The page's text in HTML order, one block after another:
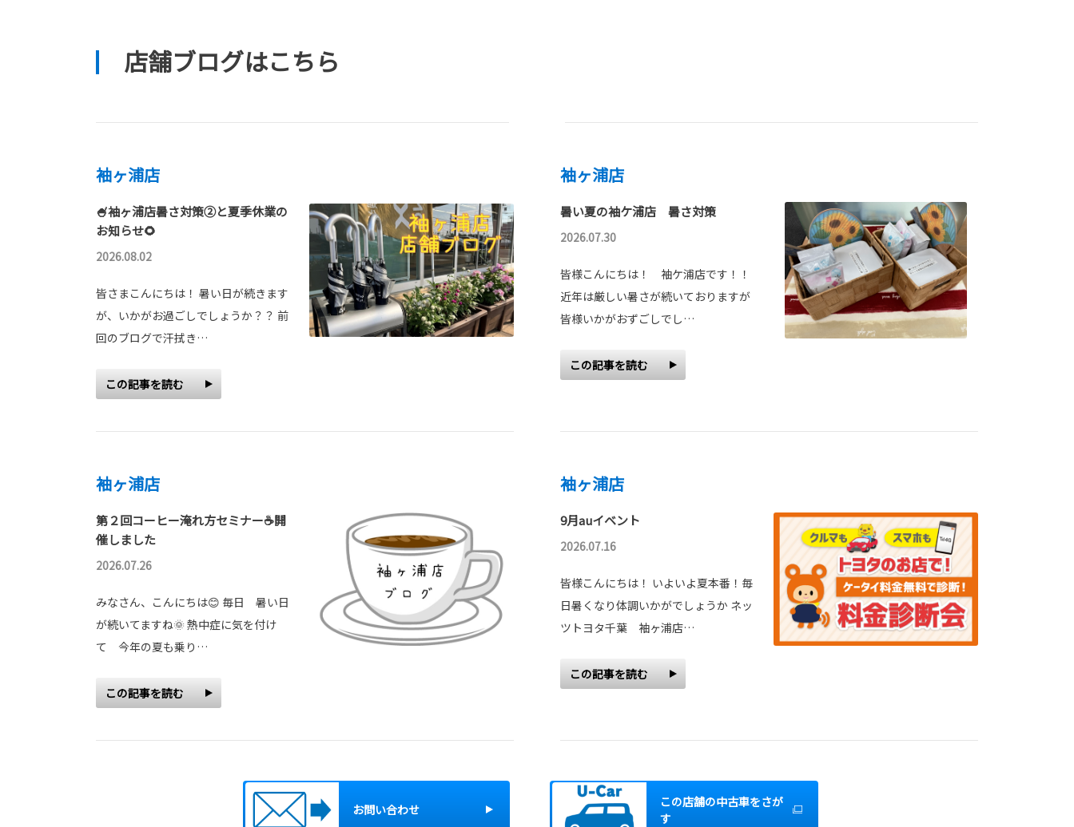
店舗ブログはこちら
袖ヶ浦店
🍧袖ヶ浦店暑さ対策②と夏季休業の
お知らせ🌻
2026.08.02
皆さまこんにちは！ 暑い日が続きます
が、いかがお過ごしでしょうか？？ 前
回のブログで汗拭き…
この記事を読む
袖ヶ浦店
暑い夏の袖ケ浦店 暑さ対策
2026.07.30
皆様こんにちは！ 袖ケ浦店です！！
近年は厳しい暑さが続いておりますが
皆様いかがおずごしでし…
この記事を読む
袖ヶ浦店
第２回コーヒー淹れ方セミナー☕開
催しました
2026.07.26
みなさん、こんにちは😊 毎日 暑い日
が続いてますね🌞 熱中症に気を付け
て 今年の夏も乗り…
この記事を読む
袖ヶ浦店
9月auイベント
2026.07.16
皆様こんにちは！ いよいよ夏本番！毎
日暑くなり体調いかがでしょうか ネッ
ツトヨタ千葉 袖ヶ浦店…
この記事を読む
お問い合わせ
この店舗の中古車をさが
す